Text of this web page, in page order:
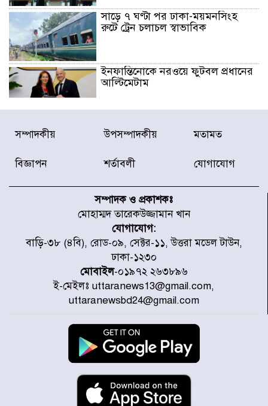
সাড়ে ৭ ঘণ্টা পর ঢাকা-ময়মনসিংহ
রুটে ট্রেন চলাচল স্বাভাবিক
ইনফান্তিনোকে নরওয়ে ফুটবল প্রধানের
আল্টিমেটাম
দেশে ভারি বৃষ্টির সতর্কবার্তা, ১০
জেলায় বন্যার পূর্বাভাস
স্থাপনের উদ্যোগ চান মিয়া ব্যাপারীর
৭ জেলায় ঝোড়ো হাওয়াসহ বজ্রবৃষ্টির
শঙ্কা
বগুড়া ও সিলেটে সড়ক দুর্ঘটনায় নিহত
১৫
জুলাইয়ে দেশজুড়ে ৪৫৮টি সড়ক
দুর্ঘটনায় ৪১৬ জন নিহত হয়েছেন
হারিয়ে যাওয়া শিশুকে পরিবারের কাছে
সম্পাদকীয় উপসম্পাদকীয় মতামত
বিজ্ঞাপন শর্তাবলী যোগাযোগ
সম্পাদক ও প্রকাশকঃ
মোহাম্মদ তারেকউজ্জামান খান
যোগাযোগ:
বাড়ি-৩৮ (৪বি), রোড-০৯, সেক্টর-১১, উত্তরা মডেল টাউন,
ঢাকা-১২৩০
মোবাইল-০১৯৭২ ২৬৩৮৯৬
ই-মেইলঃ uttaranews13@gmail.com,
uttaranewsbd24@gmail.com